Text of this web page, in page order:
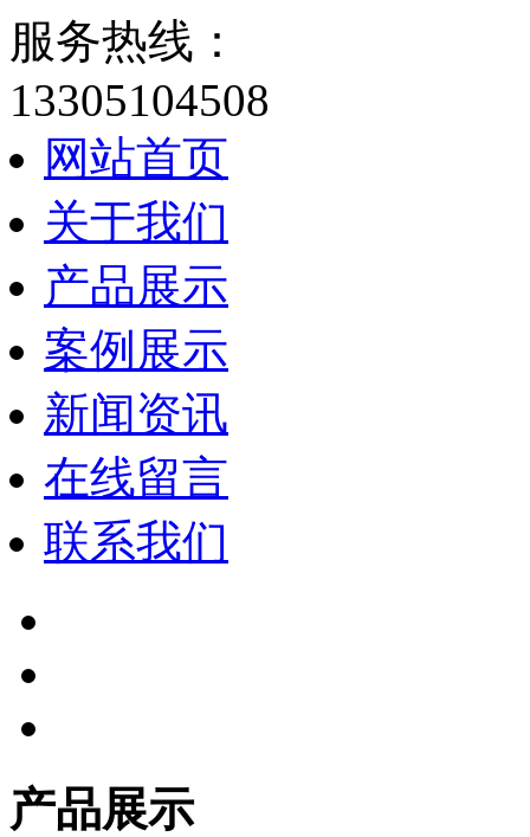
服务热线：
13305104508
网站首页
关于我们
产品展示
案例展示
新闻资讯
在线留言
联系我们
产品展示